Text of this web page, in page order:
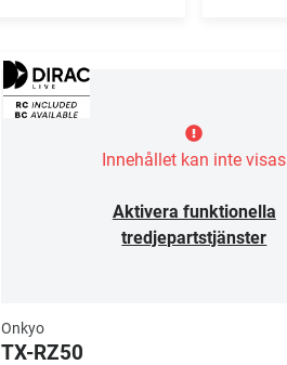
Innehållet kan inte visas
Aktivera funktionella
tredjepartstjänster
Onkyo
TX-RZ50